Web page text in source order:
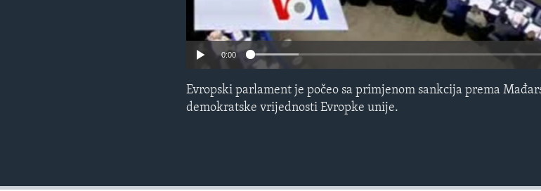
0:00
Evropski parlament je počeo sa primjenom sankcija prema
demokratske vrijednosti Evropke unije.